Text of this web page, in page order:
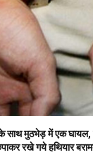
मुठभेड़ में एक घायल,
रखे गये हथियार